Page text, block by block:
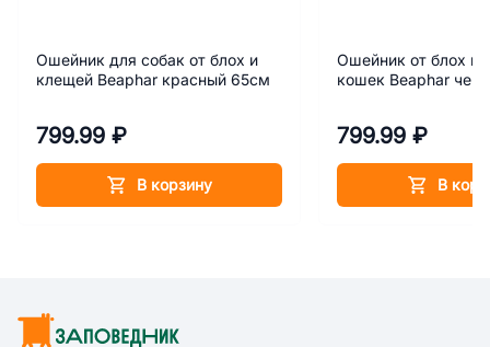
Ошейник для собак от блох и
клещей Beaphar красный 65см
799.99 ₽
В корзину
Ошейник от блох и
кошек Beaphar
799.99 ₽
В